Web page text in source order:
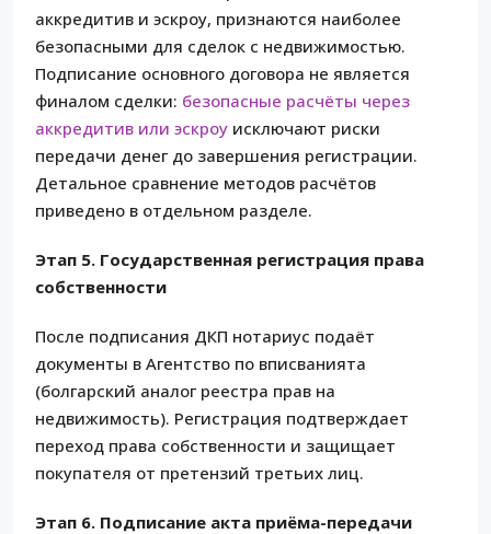
аккредитив и эскроу, признаются наиболее
безопасными для сделок с недвижимостью.
Подписание основного договора не является
финалом сделки: безопасные расчёты через
аккредитив или эскроу исключают риски
передачи денег до завершения регистрации.
Детальное сравнение методов расчётов
приведено в отдельном разделе.
Этап 5. Государственная регистрация права
собственности
После подписания ДКП нотариус подаёт
документы в Агентство по вписванията
(болгарский аналог реестра прав на
недвижимость). Регистрация подтверждает
переход права собственности и защищает
покупателя от претензий третьих лиц.
Этап 6. Подписание акта приёма-передачи